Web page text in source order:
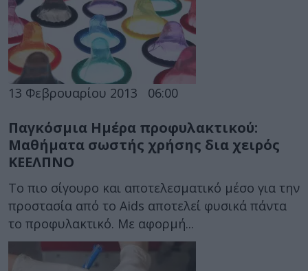
13 Φεβρουαρίου 2013 06:00
Παγκόσμια Ημέρα προφυλακτικού:
Μαθήματα σωστής χρήσης δια χειρός
ΚΕΕΛΠΝΟ
Το πιο σίγουρο και αποτελεσματικό μέσο για την
προστασία από το Aids αποτελεί φυσικά πάντα
το προφυλακτικό. Με αφορμή...